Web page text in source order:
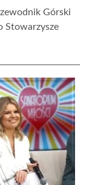
Górski
Stowarzysze